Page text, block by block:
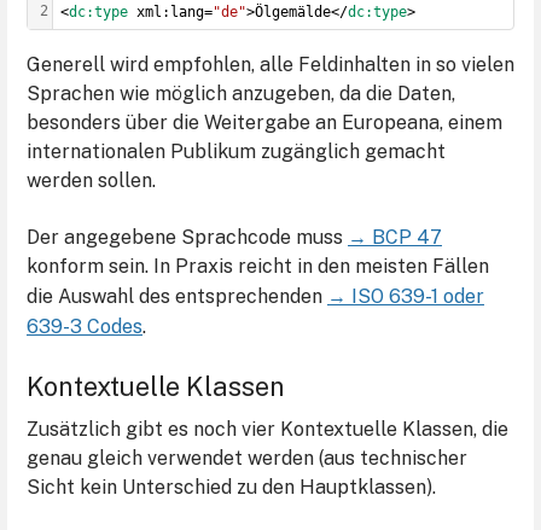
2
<dc:type xml:lang="de">Ölgemälde</dc:type>
Generell wird empfohlen, alle Feldinhalten in so vielen
Sprachen wie möglich anzugeben, da die Daten,
besonders über die Weitergabe an Europeana, einem
internationalen Publikum zugänglich gemacht
werden sollen.
Der angegebene Sprachcode muss → BCP 47
konform sein. In Praxis reicht in den meisten Fällen
die Auswahl des entsprechenden → ISO 639-1 oder
639-3 Codes.
Kontextuelle Klassen
Zusätzlich gibt es noch vier Kontextuelle Klassen, die
genau gleich verwendet werden (aus technischer
Sicht kein Unterschied zu den Hauptklassen).